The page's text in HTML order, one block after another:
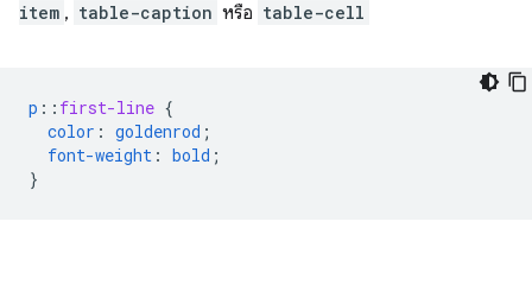
item , table-caption หรือ table-cell
p :: first-line {
color : goldenrod ;
font-weight : bold ;
}